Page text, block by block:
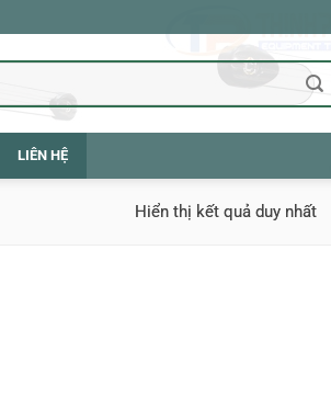
LIÊN HỆ
Hiển thị kết quả duy nhất